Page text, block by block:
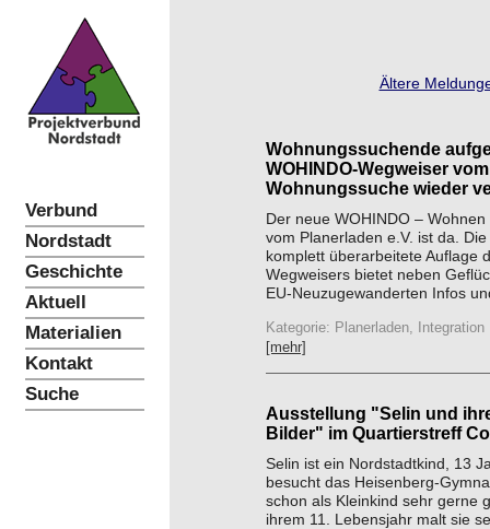
Verbund
Nordstadt
Geschichte
Aktuell
Materialien
Kontakt
Suche
Ältere
Wohnungssuchende
WOHINDO-Wegweiser
Wohnungssuche wieder
Der neue WOHINDO –
vom Planerladen e.V. ist da.
komplett überarbeitete Auflage
Wegweisers bietet neben
EU-Neuzugewanderten Infos
Kategorie: Planerladen, Integration
[mehr]
Ausstellung "Selin und
Bilder" im Quartierstreff
Selin ist ein Nordstadtkind, 13
besucht das Heisenberg-
schon als Kleinkind sehr gerne
ihrem 11. Lebensjahr malt sie